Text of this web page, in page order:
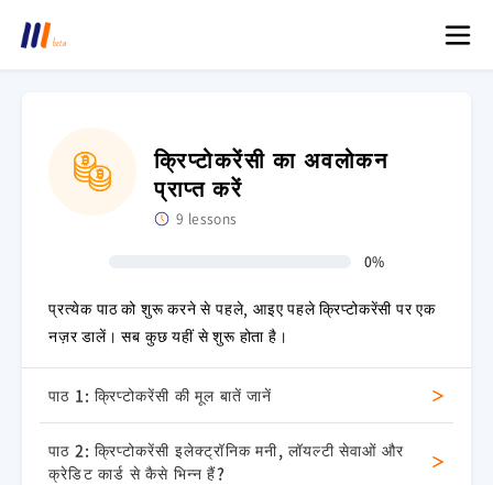
क्रिप्टोकरेंसी का अवलोकन
प्राप्त करें
9 lessons
0%
प्रत्येक पाठ को शुरू करने से पहले, आइए पहले क्रिप्टोकरेंसी पर एक
नज़र डालें। सब कुछ यहीं से शुरू होता है।
पाठ 1: क्रिप्टोकरेंसी की मूल बातें जानें
पाठ 2: क्रिप्टोकरेंसी इलेक्ट्रॉनिक मनी, लॉयल्टी सेवाओं और
क्रेडिट कार्ड से कैसे भिन्न हैं?